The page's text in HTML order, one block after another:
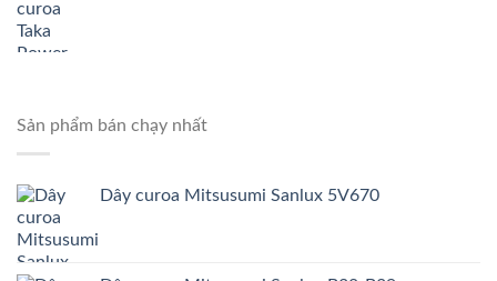
Sản phẩm bán chạy nhất
Dây curoa Mitsusumi Sanlux 5V670